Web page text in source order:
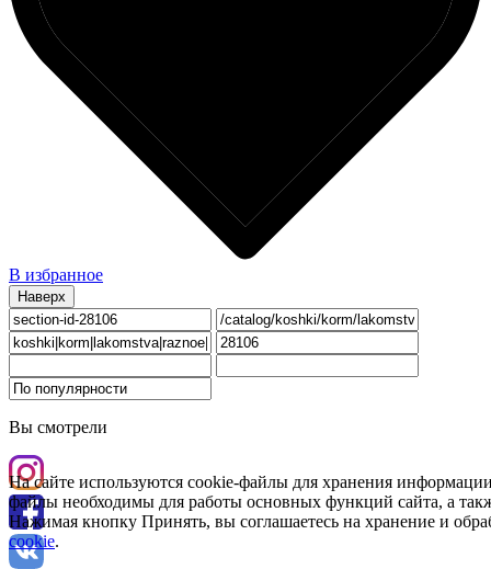
В избранное
Наверх
Вы смотрели
На сайте используются cookie-файлы для хранения
файлы необходимы для работы основных функций сайта, а
Нажимая кнопку Принять, вы соглашаетесь на хранение и
cookie.